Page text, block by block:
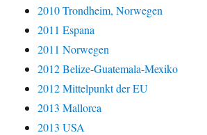
2010 Trondheim, Norwegen
2011 Espana
2011 Norwegen
2012 Belize-Guatemala-Mexiko
2012 Mittelpunkt der EU
2013 Mallorca
2013 USA